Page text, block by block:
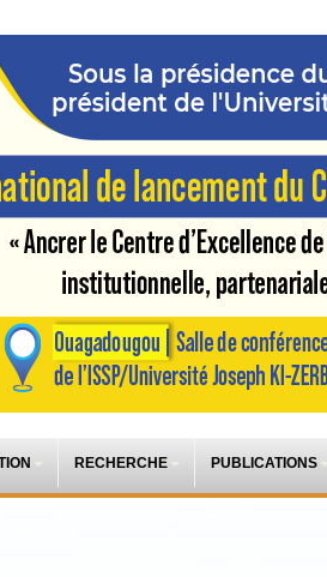
RECHERCHE PUBLICATIONS